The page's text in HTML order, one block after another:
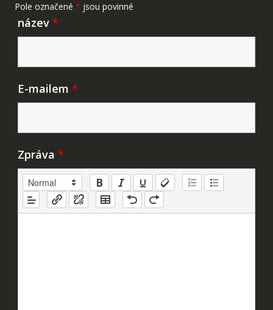
Pole označené * jsou povinné
název *
E-mailem *
Zpráva *